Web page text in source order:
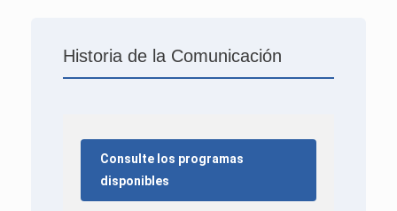
Historia de la Comunicación
Consulte los programas
disponibles